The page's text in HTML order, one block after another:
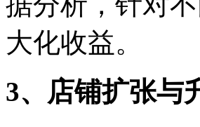
大化收益。
3、店铺扩张与